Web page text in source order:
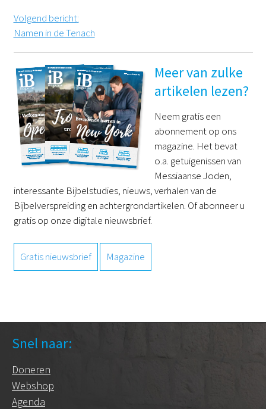
Volgend bericht:
Namen in de Tenach
Meer van zulke
artikelen lezen?
Neem gratis een
abonnement op ons
magazine. Het bevat
o.a. getuigenissen van
Messiaanse Joden,
interessante Bijbelstudies, nieuws, verhalen van de
Bijbelverspreiding en achtergrondartikelen. Of abonneer u
gratis op onze digitale nieuwsbrief.
Gratis nieuwsbrief Magazine
Snel naar:
Doneren
Webshop
Agenda